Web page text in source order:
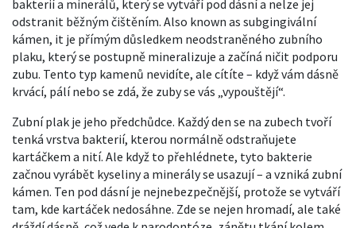
bakterií a minerálů, který se vytváří pod dásní a nelze jej
odstranit běžným čištěním. Also known as subgingivální
kámen, it je přímým důsledkem neodstraněného zubního
plaku, který se postupně mineralizuje a začíná ničit podporu
zubu. Tento typ kamenů nevidíte, ale cítíte – když vám dásně
krvácí, pálí nebo se zdá, že zuby se vás „vypouštějí“.
Zubní plak je jeho předchůdce. Každý den se na zubech tvoří
tenká vrstva bakterií, kterou normálně odstraňujete
kartáčkem a nití. Ale když to přehlédnete, tyto bakterie
začnou vyrábět kyseliny a minerály se usazují – a vzniká zubní
kámen. Ten pod dásní je nejnebezpečnější, protože se vytváří
tam, kde kartáček nedosáhne. Zde se nejen hromadí, ale také